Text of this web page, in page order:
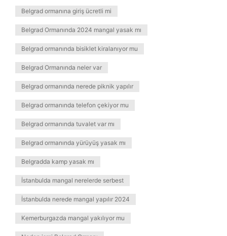
Belgrad ormanına giriş ücretli mi
Belgrad Ormanında 2024 mangal yasak mı
Belgrad ormanında bisiklet kiralanıyor mu
Belgrad Ormanında neler var
Belgrad ormanında nerede piknik yapılır
Belgrad ormanında telefon çekiyor mu
Belgrad ormanında tuvalet var mı
Belgrad ormanında yürüyüş yasak mı
Belgradda kamp yasak mı
İstanbulda mangal nerelerde serbest
İstanbulda nerede mangal yapılır 2024
Kemerburgazda mangal yakılıyor mu